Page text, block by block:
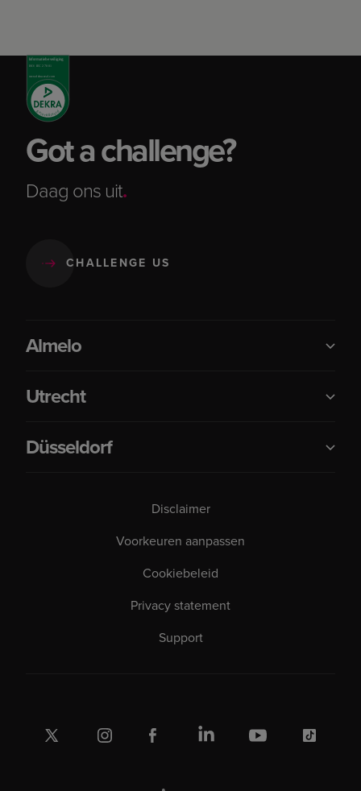
Got a challenge?
Daag ons uit.
CHALLENGE US
Almelo
Utrecht
Düsseldorf
Disclaimer
Voorkeuren aanpassen
Cookiebeleid
Privacy statement
Support